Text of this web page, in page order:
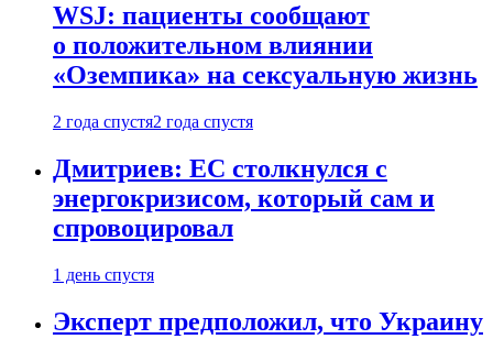
WSJ: пациенты сообщают
о положительном влиянии
«Оземпика» на сексуальную жизнь
2 года спустя2 года спустя
Дмитриев: ЕС столкнулся с
энергокризисом, который сам и
спровоцировал
1 день спустя
Эксперт предположил, что Украину